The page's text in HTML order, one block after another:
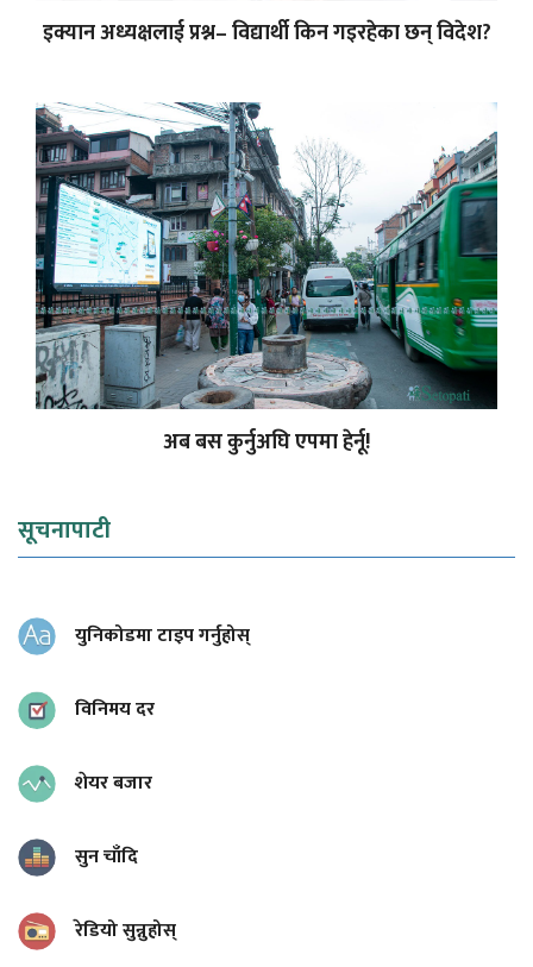
इक्यान अध्यक्षलाई प्रश्न– विद्यार्थी किन गइरहेका छन् विदेश?
अब बस कुर्नुअघि एपमा हेर्नू!
सूचनापाटी
युनिकोडमा टाइप गर्नुहोस्
विनिमय दर
शेयर बजार
सुन चाँदि
रेडियो सुन्नुहोस्